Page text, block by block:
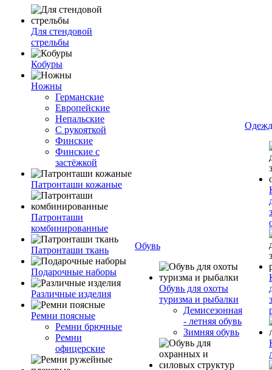
Для стендовой
стрельбы
Кобуры
Ножны
Германские
Европейские
Непальские
С рукояткой
Финские
Финские с
застёжкой
Патронташи кожаные
Патронташи
комбинированные
Патронташи ткань
Подарочные наборы
Различные изделия
Ремни поясные
Ремни брючные
Ремни
офицерские
Обувь
Обувь для охоты
туризма и рыбалки
Демисезонная
- летняя обувь
Зимняя обувь